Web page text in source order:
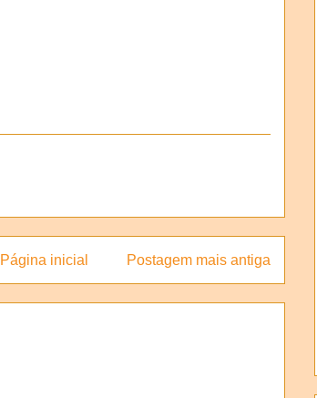
Postagem mais antiga
Página inicial